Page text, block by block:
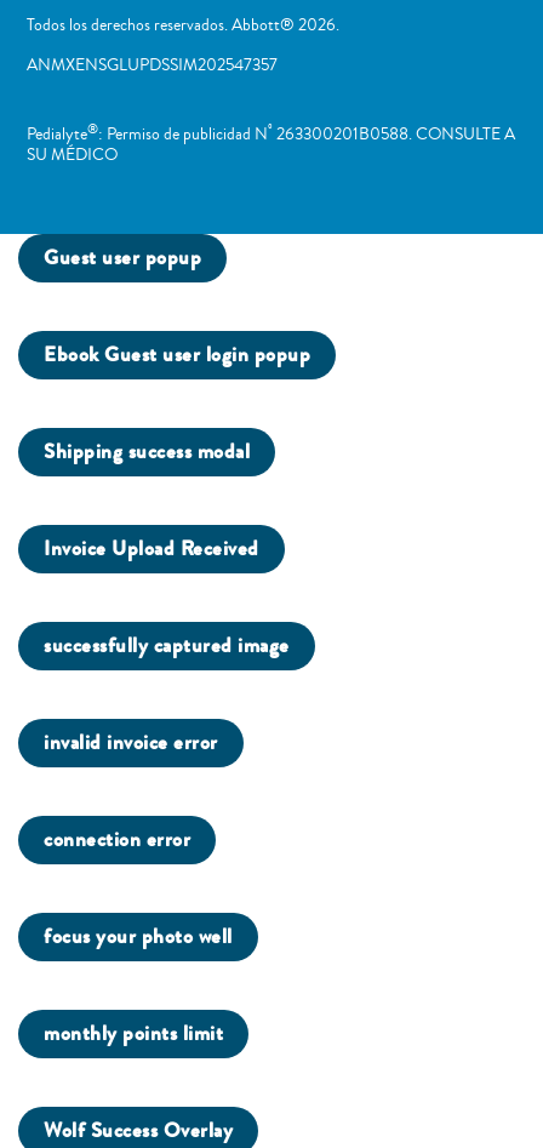
Todos los derechos reservados. Abbott® 2026.
ANMXENSGLUPDSSIM202547357
Pedialyte®: Permiso de publicidad Nº 263300201B0588. CONSULTE A
SU MÉDICO
Guest user popup
Ebook Guest user login popup
Shipping success modal
Invoice Upload Received
successfully captured image
invalid invoice error
connection error
focus your photo well
monthly points limit
Wolf Success Overlay